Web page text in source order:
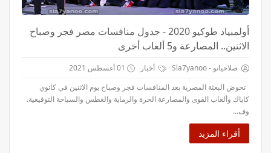
أولمبياد طوكيو 2020 - جدول منافسات مصر فجر وصباح
الاثنين.. المصارعة و5 ألعاب أخرى
صلاحيانو - Sla7yanoo أخبار
01 أغسطس 2021
تخوض البعثة المصرية بعد المنافسات فجر وصباح يوم الاثنين في كانوي
كاياك وألعاب القوى والمصارعة الحرة والرماية والغطس والسباحة التوقيعية.
وف...
أقراء المزيد